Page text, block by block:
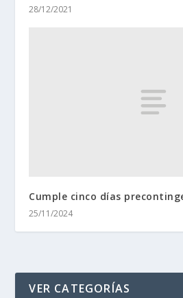
28/12/2021
Cumple cinco días
25/11/2024
VER CATEGORÍAS